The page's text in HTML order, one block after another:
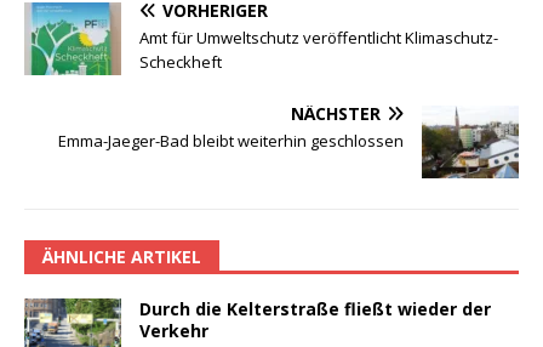
VORHERIGER
Amt für Umweltschutz veröffentlicht Klimaschutz-
Scheckheft
NÄCHSTER
Emma-Jaeger-Bad bleibt weiterhin geschlossen
ÄHNLICHE ARTIKEL
Durch die Kelterstraße fließt wieder der
Verkehr